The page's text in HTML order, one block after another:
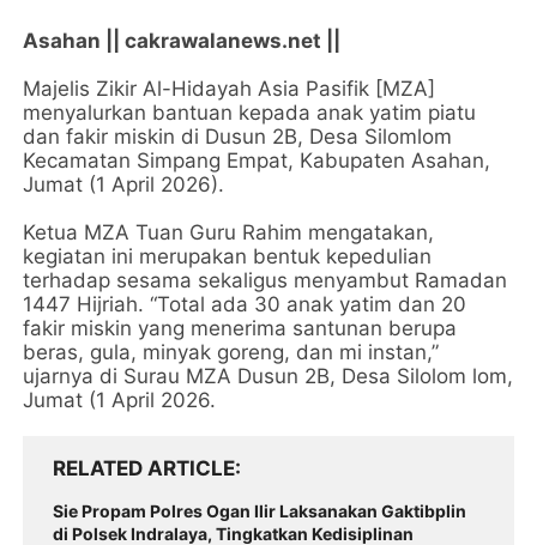
Asahan || cakrawalanews.net ||
Majelis Zikir Al-Hidayah Asia Pasifik [MZA]
menyalurkan bantuan kepada anak yatim piatu
dan fakir miskin di Dusun 2B, Desa Silomlom
Kecamatan Simpang Empat, Kabupaten Asahan,
Jumat (1 April 2026).
Ketua MZA Tuan Guru Rahim mengatakan,
kegiatan ini merupakan bentuk kepedulian
terhadap sesama sekaligus menyambut Ramadan
1447 Hijriah. “Total ada 30 anak yatim dan 20
fakir miskin yang menerima santunan berupa
beras, gula, minyak goreng, dan mi instan,”
ujarnya di Surau MZA Dusun 2B, Desa Silolom lom,
Jumat (1 April 2026.
RELATED ARTICLE
Sie Propam Polres Ogan Ilir Laksanakan Gaktibplin
di Polsek Indralaya, Tingkatkan Kedisiplinan